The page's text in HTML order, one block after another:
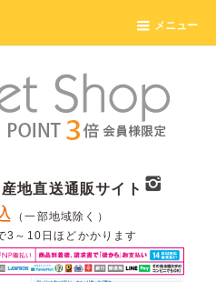
メニュー
地直送通販サイト
（一部地域除く）
3～10日ほどかかります